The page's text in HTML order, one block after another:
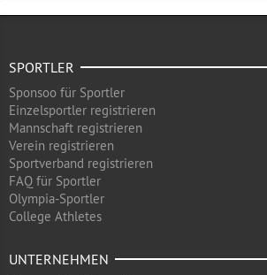
SPORTLER
Sponsoo für Sportler
Einzelsportler registrieren
Mannschaft registrieren
Verein registrieren
Sportverband registrieren
FAQ für Sportler
Olympia-Sportler
College Athletes
UNTERNEHMEN